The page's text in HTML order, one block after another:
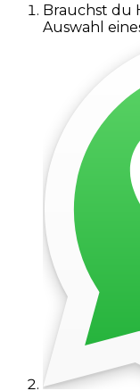
Brauchst du
Auswahl